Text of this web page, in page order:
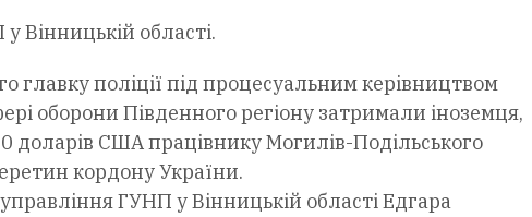
Вінницькій області.
главку поліції під процесуальним керівництвом
оборони Південного регіону затримали іноземця,
доларів США працівнику Могилів-Подільського
кордону України.
ГУНП у Вінницькій області Едгара